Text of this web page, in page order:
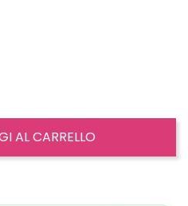
AL CARRELLO